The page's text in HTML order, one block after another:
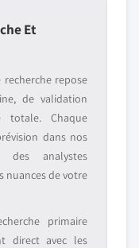
Et
repose
de validation
totale. Chaque
dans nos
des analystes
nuances de votre
primaire
direct avec les